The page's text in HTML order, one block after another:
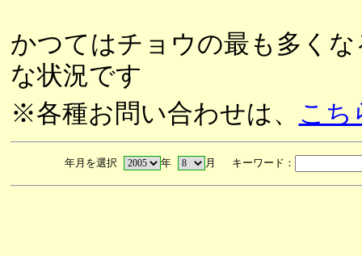
かつてはチョウの最も多く
な状況です
※各種お問い合わせは、 こち
年月を選択 年 月 キーワード：